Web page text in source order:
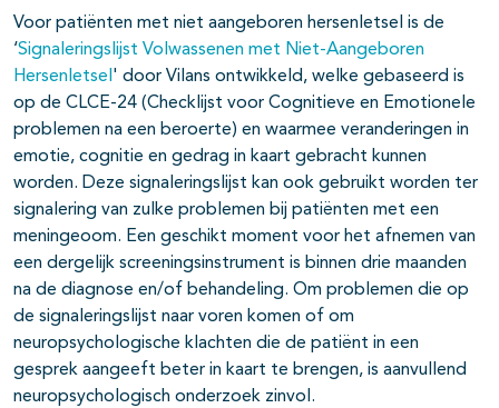
Voor patiënten met niet aangeboren hersenletsel is de
‘Signaleringslijst Volwassenen met Niet-Aangeboren
Hersenletsel ' door Vilans ontwikkeld, welke gebaseerd is
op de CLCE-24 (Checklijst voor Cognitieve en Emotionele
problemen na een beroerte) en waarmee veranderingen in
emotie, cognitie en gedrag in kaart gebracht kunnen
worden. Deze signaleringslijst kan ook gebruikt worden ter
signalering van zulke problemen bij patiënten met een
meningeoom. Een geschikt moment voor het afnemen van
een dergelijk screeningsinstrument is binnen drie maanden
na de diagnose en/of behandeling. Om problemen die op
de signaleringslijst naar voren komen of om
neuropsychologische klachten die de patiënt in een
gesprek aangeeft beter in kaart te brengen, is aanvullend
neuropsychologisch onderzoek zinvol.